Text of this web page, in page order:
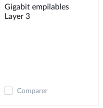
Gigabit empilables
Layer 3
Comparer